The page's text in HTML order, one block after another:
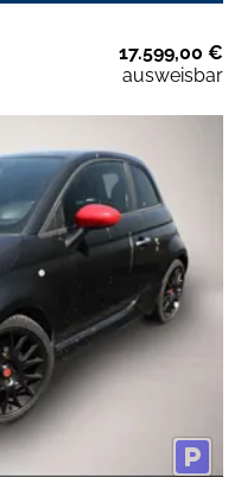
17.599,00 €
ausweisbar